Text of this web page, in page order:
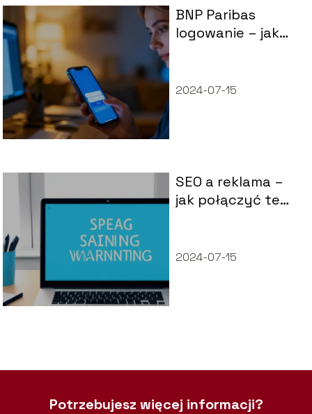
BNP Paribas
logowanie – jak
banku?
2024-07-15
SEO a reklama –
jak połączyć te
2024-07-15
Potrzebujesz więcej informacji?